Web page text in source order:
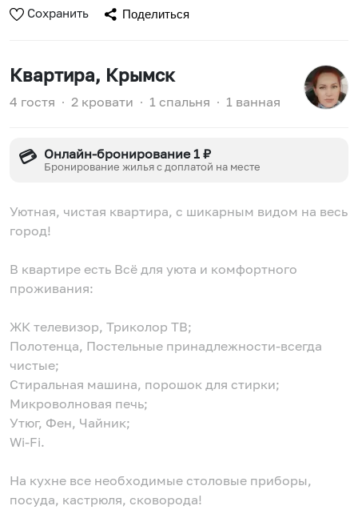
Сохранить Поделиться
Квартира, Крымск
4 гостя ∙ 2 кровати ∙ 1 спальня ∙ 1 ванная
💳 Онлайн-бронирование 1 ₽
Бронирование жилья с доплатой на месте
Уютная, чистая квартира, с шикарным видом на весь
город!
В квартире есть Всё для уюта и комфортного
проживания:
ЖК телевизор, Триколор ТВ;
Полотенца, Постельные принадлежности-всегда
чистые;
Стиральная машина, порошок для стирки;
Микроволновая печь;
Утюг, Фен, Чайник;
Wi-Fi.
На кухне все необходимые столовые приборы,
посуда, кастрюля, сковорода!